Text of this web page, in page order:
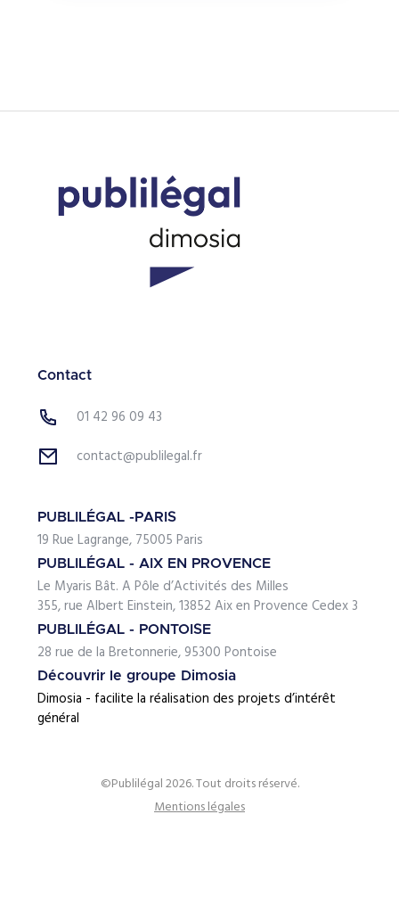
Contact
01 42 96 09 43
contact@publilegal.fr
PUBLILÉGAL -PARIS
19 Rue Lagrange, 75005 Paris
PUBLILÉGAL - AIX EN PROVENCE
Le Myaris Bât. A Pôle d’Activités des Milles
355, rue Albert Einstein, 13852 Aix en Provence Cedex 3
PUBLILÉGAL - PONTOISE
28 rue de la Bretonnerie, 95300 Pontoise
Découvrir le groupe Dimosia
Dimosia - facilite la réalisation des projets d’intérêt
général
©Publilégal 2026. Tout droits réservé.
Mentions légales